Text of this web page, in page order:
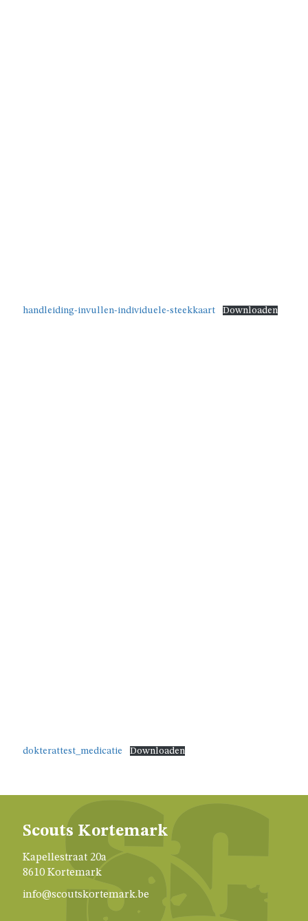
handleiding-invullen-individuele-steekkaart Downloaden
dokterattest_medicatie Downloaden
Scouts Kortemark
Kapellestraat 20a
8610 Kortemark
info@scoutskortemark.be